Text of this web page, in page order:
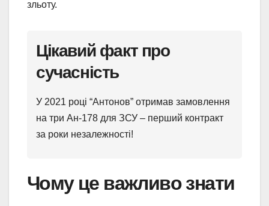
зльоту.
Цікавий факт про
сучасність
У 2021 році “Антонов” отримав замовлення
на три Ан-178 для ЗСУ – перший контракт
за роки незалежності!
Чому це важливо знати